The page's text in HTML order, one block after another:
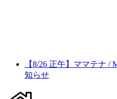
【8/26 正午】ママテナ /
知らせ